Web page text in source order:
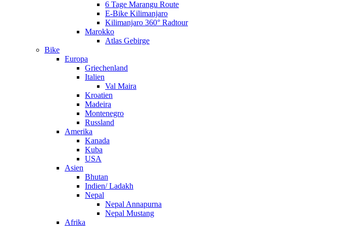
6 Tage Marangu Route
E-Bike Kilimanjaro
Kilimanjaro 360° Radtour
Marokko
Atlas Gebirge
Bike
Europa
Griechenland
Italien
Val Maira
Kroatien
Madeira
Montenegro
Russland
Amerika
Kanada
Kuba
USA
Asien
Bhutan
Indien/ Ladakh
Nepal
Nepal Annapurna
Nepal Mustang
Afrika